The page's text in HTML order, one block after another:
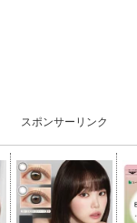
スポンサーリンク